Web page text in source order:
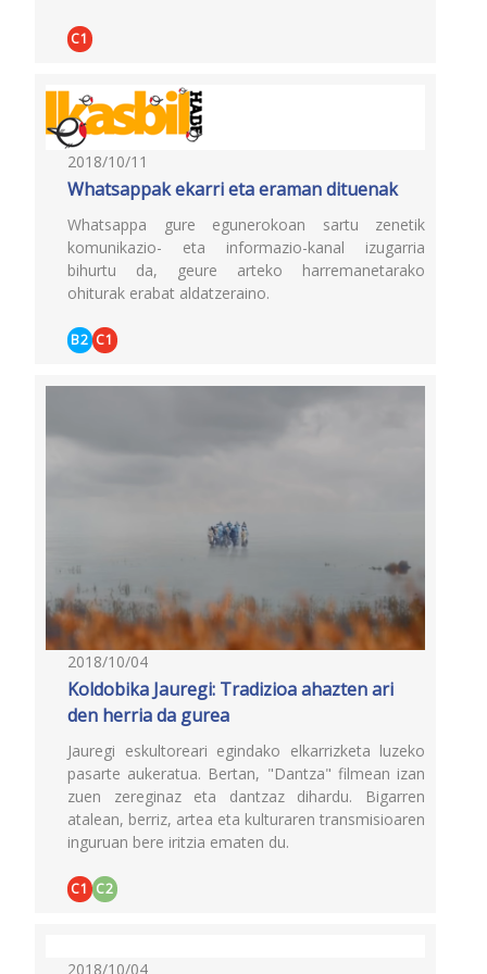
C1
2018/10/11
Whatsappak ekarri eta eraman dituenak
Whatsappa gure egunerokoan sartu zenetik
komunikazio- eta informazio-kanal izugarria
bihurtu da, geure arteko harremanetarako
ohiturak erabat aldatzeraino.
B2 C1
2018/10/04
Koldobika Jauregi: Tradizioa ahazten ari
den herria da gurea
Jauregi eskultoreari egindako elkarrizketa luzeko
pasarte aukeratua. Bertan, "Dantza" filmean izan
zuen zereginaz eta dantzaz dihardu. Bigarren
atalean, berriz, artea eta kulturaren transmisioaren
inguruan bere iritzia ematen du.
C1 C2
2018/10/04